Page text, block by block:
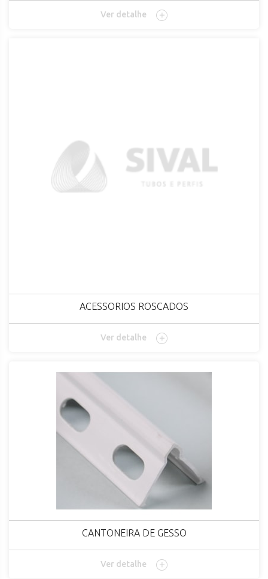
Ver detalhe
ACESSORIOS ROSCADOS
Ver detalhe
CANTONEIRA DE GESSO
Ver detalhe